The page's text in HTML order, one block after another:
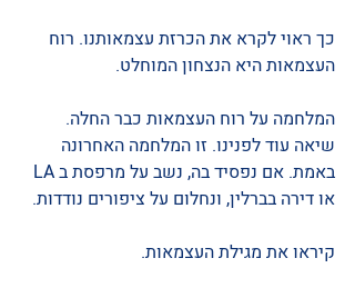
כך ראוי לקרא את הכרזת עצמאותנו. רוח
העצמאות היא הנצחון המוחלט.
המלחמה על רוח העצמאות כבר החלה.
שיאה עוד לפנינו. זו המלחמה האחרונה
או דירה בברלין, ונחלום על ציפורים נודדות.
קיראו את מגילת העצמאות.